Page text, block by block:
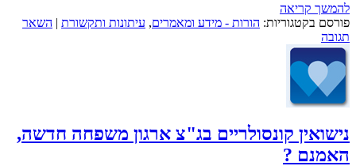
להמשך קריאה
פורסם בקטגוריות: הורות - מידע ומאמרים, עיתונות ותקשורת | השאר
תגובה
נישואין קונסולריים בג"צ ארגון משפחה חדשה,
האמנם ?